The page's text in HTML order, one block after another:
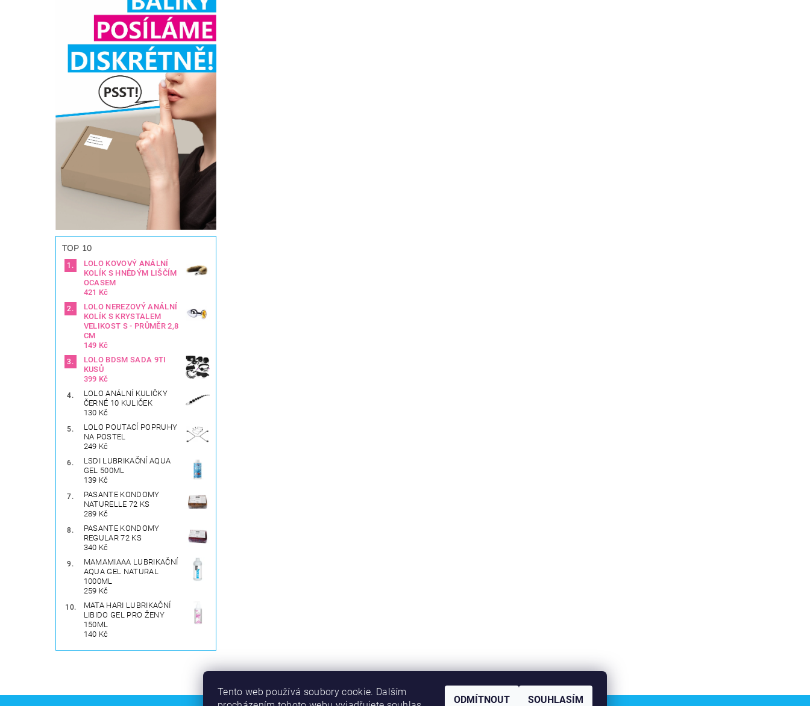
TOP 10
LOLO KOVOVÝ ANÁLNÍ
KOLÍK S HNĚDÝM LIŠČÍM
OCASEM
421 Kč
LOLO NEREZOVÝ ANÁLNÍ
KOLÍK S KRYSTALEM
VELIKOST S - PRŮMĚR 2,8
CM
149 Kč
LOLO BDSM SADA 9TI
KUSŮ
399 Kč
LOLO ANÁLNÍ KULIČKY
ČERNÉ 10 KULIČEK
130 Kč
LOLO POUTACÍ POPRUHY
NA POSTEL
249 Kč
LSDI LUBRIKAČNÍ AQUA
GEL 500ML
139 Kč
PASANTE KONDOMY
NATURELLE 72 KS
289 Kč
PASANTE KONDOMY
REGULAR 72 KS
340 Kč
MAMAMIAAA LUBRIKAČNÍ
AQUA GEL NATURAL
1000ML
259 Kč
MATA HARI LUBRIKAČNÍ
LIBIDO GEL PRO ŽENY
150ML
140 Kč
Tento web používá soubory cookie. Dalším
ODMÍTNOUT SOUHLASÍM